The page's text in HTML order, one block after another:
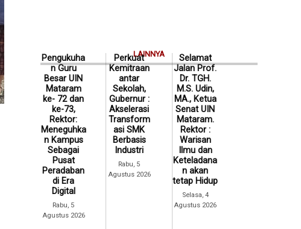
LAINNYA
Pengukuha
n Guru
Besar UIN
Mataram
ke- 72 dan
ke-73,
Rektor:
Meneguhka
n Kampus
Sebagai
Pusat
Peradaban
di Era
Digital
Rabu, 5
Agustus 2026
Perkuat
Kemitraan
antar
Sekolah,
Gubernur :
Akselerasi
Transform
asi SMK
Berbasis
Industri
Rabu, 5
Agustus 2026
Selamat
Jalan Prof.
Dr. TGH.
M.S. Udin,
MA., Ketua
Senat UIN
Mataram.
Rektor :
Warisan
Ilmu dan
Keteladana
n akan
tetap Hidup
Selasa, 4
Agustus 2026